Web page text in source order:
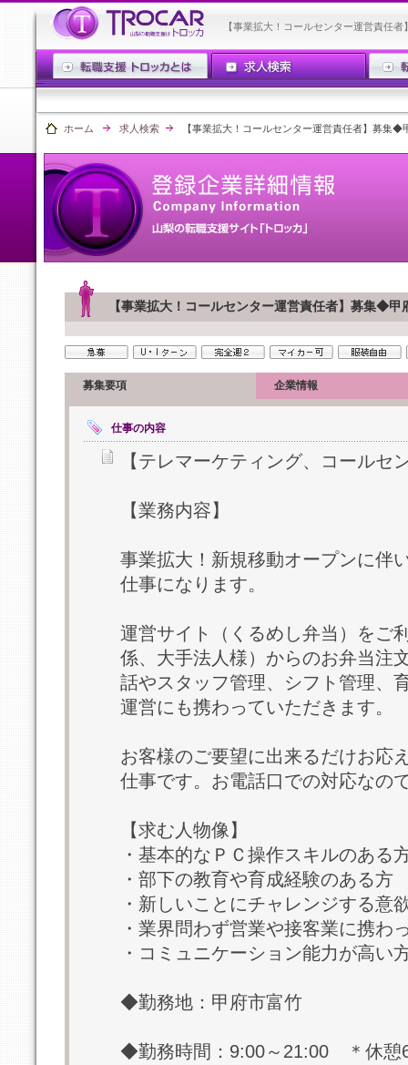
【事業拡大！コールセンター運営責任
ホーム 求人検索 【事業拡大！コールセンター運営責任者】募集
【事業拡大！コールセンター運営責任者】募集◆
募集要項 企業情報
仕事の内容
【テレマーケティング、コールセ
【業務内容】
事業拡大！新規移動オープンに伴
仕事になります。
運営サイト（くるめし弁当）をご
係、大手法人様）からのお弁当注
話やスタッフ管理、シフト管理、
運営にも携わっていただきます。
お客様のご要望に出来るだけお応
仕事です。お電話口での対応なの
【求む人物像】
・基本的なＰＣ操作スキルのある
・部下の教育や育成経験のある方
・新しいことにチャレンジする意
・業界問わず営業や接客業に携わ
・コミュニケーション能力が高い
◆勤務地：甲府市富竹
◆勤務時間：9:00～21:00 ＊休憩